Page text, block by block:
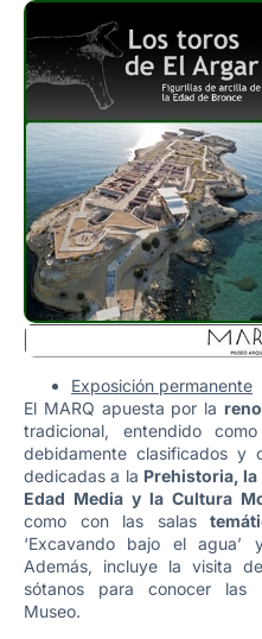
Exposición permanente
El MARQ apuesta por la
tradicional, entendido
debidamente clasificados y
dedicadas a la Prehistoria, la
Edad Media y la Cultura
como con las salas
‘Excavando bajo el agua’
Además, incluye la visita
sótanos para conocer las
Museo.